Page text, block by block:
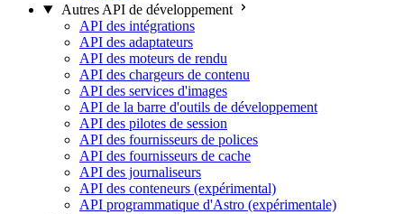
Autres API de développement
API des intégrations
API des adaptateurs
API des moteurs de rendu
API des chargeurs de contenu
API des services d'images
API de la barre d'outils de développement
API des pilotes de session
API des fournisseurs de polices
API des fournisseurs de cache
API des journaliseurs
API des conteneurs (expérimental)
API programmatique d'Astro (expérimentale)